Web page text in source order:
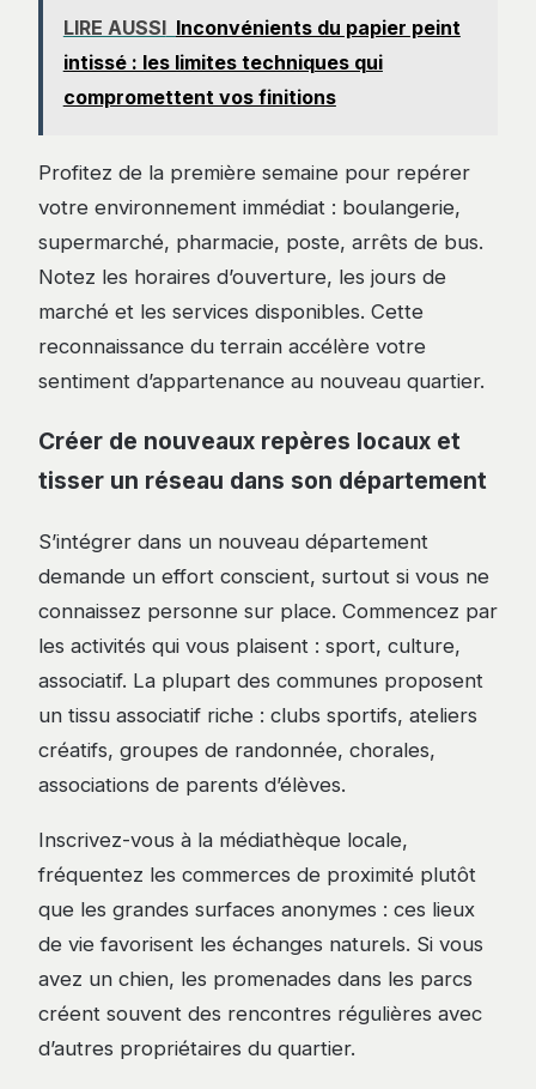
LIRE AUSSI Inconvénients du papier peint
intissé : les limites techniques qui
compromettent vos finitions
Profitez de la première semaine pour repérer
votre environnement immédiat : boulangerie,
supermarché, pharmacie, poste, arrêts de bus.
Notez les horaires d’ouverture, les jours de
marché et les services disponibles. Cette
reconnaissance du terrain accélère votre
sentiment d’appartenance au nouveau quartier.
Créer de nouveaux repères locaux et
tisser un réseau dans son département
S’intégrer dans un nouveau département
demande un effort conscient, surtout si vous ne
connaissez personne sur place. Commencez par
les activités qui vous plaisent : sport, culture,
associatif. La plupart des communes proposent
un tissu associatif riche : clubs sportifs, ateliers
créatifs, groupes de randonnée, chorales,
associations de parents d’élèves.
Inscrivez-vous à la médiathèque locale,
fréquentez les commerces de proximité plutôt
que les grandes surfaces anonymes : ces lieux
de vie favorisent les échanges naturels. Si vous
avez un chien, les promenades dans les parcs
créent souvent des rencontres régulières avec
d’autres propriétaires du quartier.